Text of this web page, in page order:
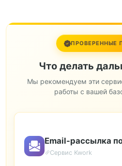
ПРОВЕРЕННЫЕ
Что делать
Мы рекомендуем эти
работы с вашей
Email-рассылка
Сервис Kwork